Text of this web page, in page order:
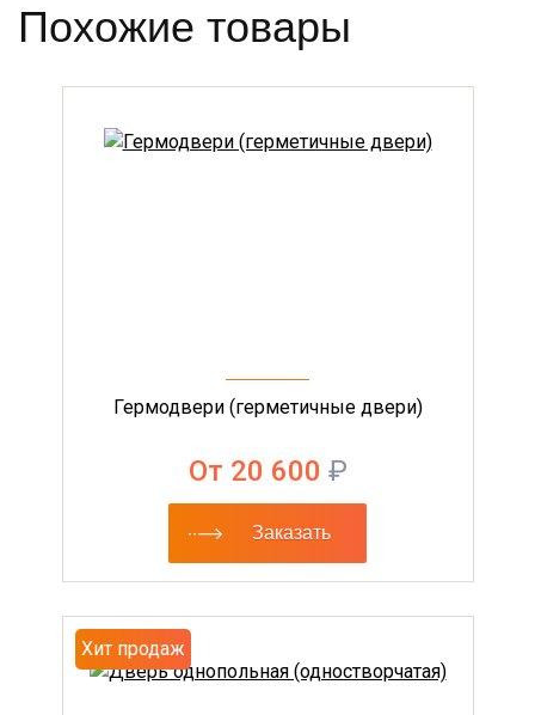
Похожие товары
Гермодвери (герметичные двери)
От 20 600 ₽
Заказать
Хит продаж